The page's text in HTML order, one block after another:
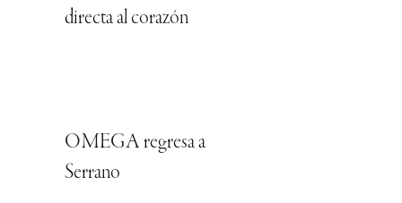
directa al corazón
OMEGA regresa a
Serrano